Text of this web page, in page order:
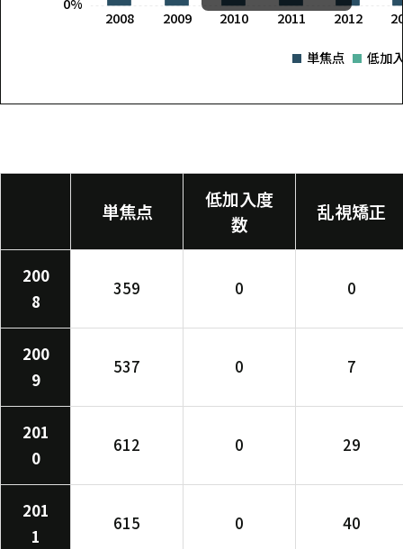
2008 2009 2010 2011 2012
単焦点 低加
単焦点
低加入度
数
乱視矯正
200
8
359 0 0
200
9
537 0 7
201
0
612 0 29
201
1
615 0 40